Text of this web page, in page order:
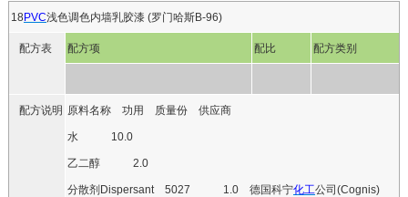
18 PVC浅色调色内墙乳胶漆(罗门哈斯B-96)
配方表 配方项 配比 配方类别
配方说明 原料名称 功用 质量份 供应商
水 10.0
乙二醇 2.0
分散剂 Dispersant 5027 1.0德国科宁化工公司 (Cognis)